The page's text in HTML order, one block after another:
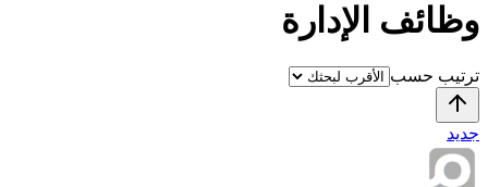
وظائف الإدارة
ترتيب حسب
جديد